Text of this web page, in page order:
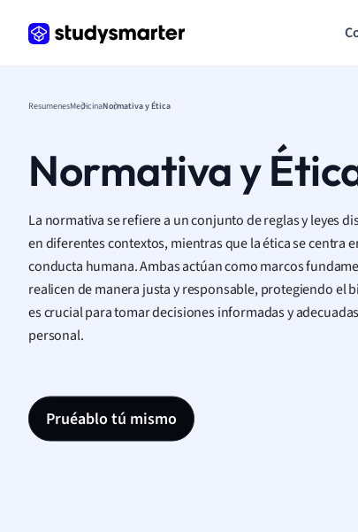
ResumenesMedicinaNormativa y Ética
Normativa y
La normativa se refiere a un conjunto de reglas y leyes
en diferentes contextos, mientras que la ética se centra
conducta humana. Ambas actúan como marcos
realicen de manera justa y responsable, protegiendo el
es crucial para tomar decisiones informadas y
personal.
Pruéablo tú mismo